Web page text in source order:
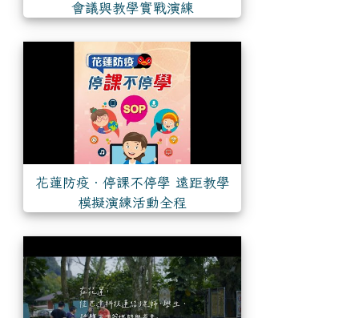
會議與教學實戰演練
花蓮防疫‧停課不停學 遠距教學
模擬演練活動全程